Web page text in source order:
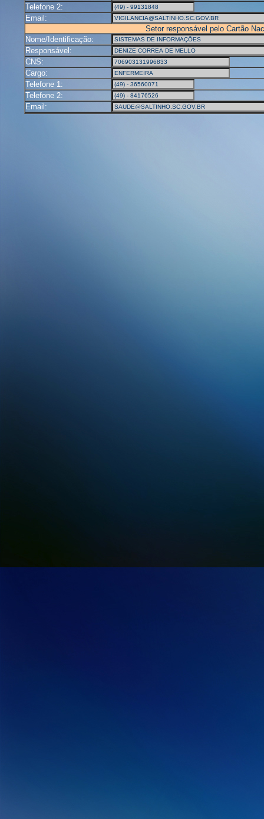
Telefone 2:
Email:
Setor responsável pelo Cartão
Nome/Identificação:
Responsável:
CNS:
Cargo:
Telefone 1:
Telefone 2:
Email: